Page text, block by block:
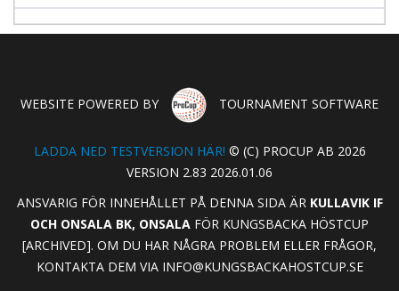
WEBSITE POWERED BY TOURNAMENT SOFTWARE
LADDA NED TESTVERSION HÄR! © (C) PROCUP AB 2026
VERSION 2.83 2026.01.06
ANSVARIG FÖR INNEHÅLLET PÅ DENNA SIDA ÄR KULLAVIK IF
OCH ONSALA BK, ONSALA FÖR KUNGSBACKA HÖSTCUP
[ARCHIVED]. OM DU HAR NÅGRA PROBLEM ELLER FRÅGOR,
KONTAKTA DEM VIA INFO@KUNGSBACKAHOSTCUP.SE